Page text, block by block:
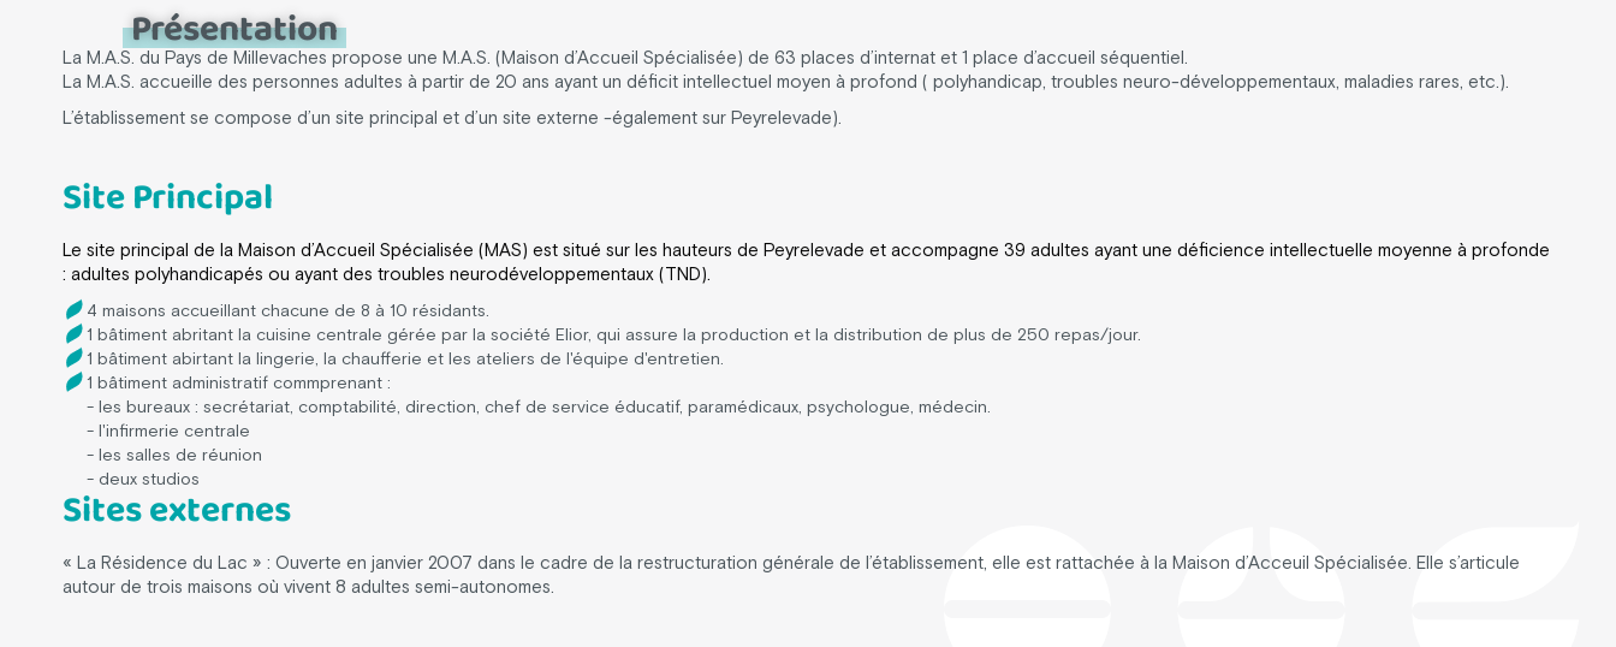
Présentation
La M.A.S. du Pays de Millevaches propose une M.A.S. (Maison d’Accueil Spécialisée) de 63 places d’internat et 1 place d’accueil séquentiel.
La M.A.S. accueille des personnes adultes à partir de 20 ans ayant un déficit intellectuel moyen à profond ( polyhandicap, troubles neuro-développementaux, maladies rares, etc.).
L’établissement se compose d’un site principal et d’un site externe -également sur Peyrelevade).
Site Principal
Le site principal de la Maison d’Accueil Spécialisée (MAS) est situé sur les hauteurs de Peyrelevade et accompagne 39 adultes ayant une déficience intellectuelle moyenne à profonde
: adultes polyhandicapés ou ayant des troubles neurodéveloppementaux (TND).
4 maisons accueillant chacune de 8 à 10 résidants.
1 bâtiment abritant la cuisine centrale gérée par la société Elior, qui assure la production et la distribution de plus de 250 repas/jour.
1 bâtiment abirtant la lingerie, la chaufferie et les ateliers de l'équipe d'entretien.
1 bâtiment administratif commprenant :
- les bureaux : secrétariat, comptabilité, direction, chef de service éducatif, paramédicaux, psychologue, médecin.
- l'infirmerie centrale
- les salles de réunion
- deux studios
Sites externes
« La Résidence du Lac » : Ouverte en janvier 2007 dans le cadre de la restructuration générale de l’établissement, elle est rattachée à la Maison d’Acceuil Spécialisée. Elle s’articule
autour de trois maisons où vivent 8 adultes semi-autonomes.